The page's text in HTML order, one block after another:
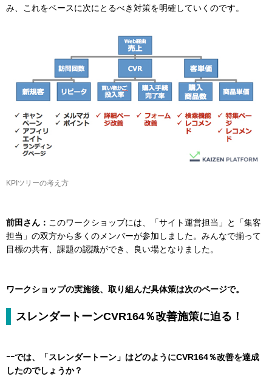
み、これをベースに次にとるべき対策を明確していくのです。
KPIツリーの考え方
前田さん： このワークショップには、「サイト運営担当」と「集客
担当」の双方から多くのメンバーが参加しました。みんなで揃って
目標の共有、課題の認識ができ、良い場となりました。
ワークショップの実施後、取り組んだ具体策は次のページで。
スレンダートーンCVR164％改善施策に迫る！
ｰｰでは、「スレンダートーン」はどのようにCVR164％改善を達成
したのでしょうか？